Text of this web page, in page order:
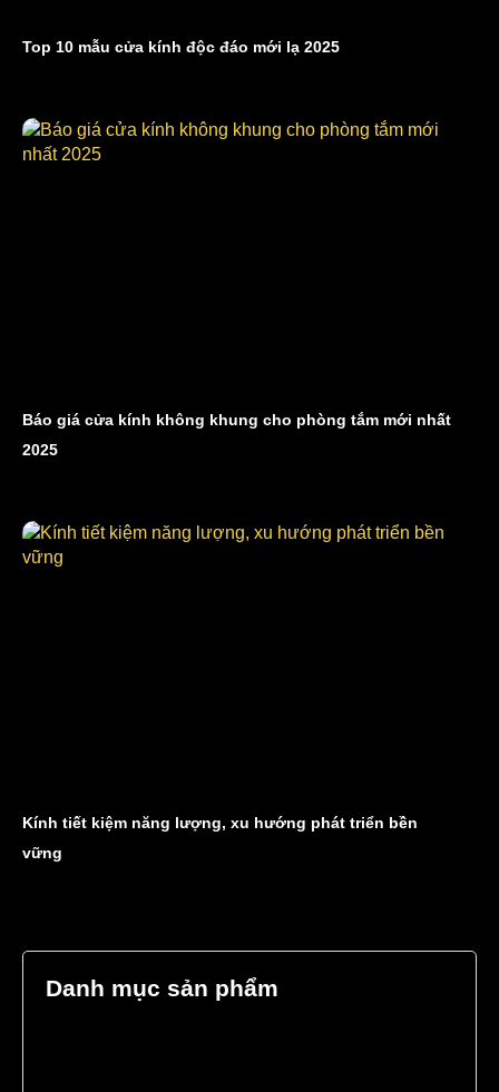
Top 10 mẫu cửa kính độc đáo mới lạ 2025
Báo giá cửa kính không khung cho phòng tắm mới nhất
2025
Kính tiết kiệm năng lượng, xu hướng phát triển bền
vững
Danh mục sản phẩm